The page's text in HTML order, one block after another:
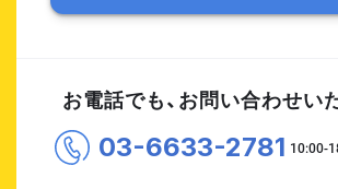
お電話でも、お問い合わせい
03-6633-2781